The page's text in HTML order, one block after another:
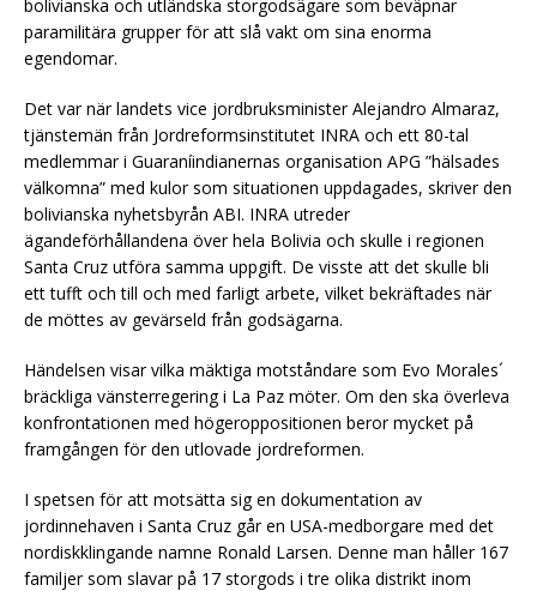
bolivianska och utländska storgodsägare som beväpnar
paramilitära grupper för att slå vakt om sina enorma
egendomar.
Det var när landets vice jordbruksminister Alejandro Almaraz,
tjänstemän från Jordreformsinstitutet INRA och ett 80-tal
medlemmar i Guaraníindianernas organisation APG ”hälsades
välkomna” med kulor som situationen uppdagades, skriver den
bolivianska nyhetsbyrån ABI. INRA utreder
ägandeförhållandena över hela Bolivia och skulle i regionen
Santa Cruz utföra samma uppgift. De visste att det skulle bli
ett tufft och till och med farligt arbete, vilket bekräftades när
de möttes av gevärseld från godsägarna.
Händelsen visar vilka mäktiga motståndare som Evo Morales´
bräckliga vänsterregering i La Paz möter. Om den ska överleva
konfrontationen med högeroppositionen beror mycket på
framgången för den utlovade jordreformen.
I spetsen för att motsätta sig en dokumentation av
jordinnehaven i Santa Cruz går en USA-medborgare med det
nordiskklingande namne Ronald Larsen. Denne man håller 167
familjer som slavar på 17 storgods i tre olika distrikt inom